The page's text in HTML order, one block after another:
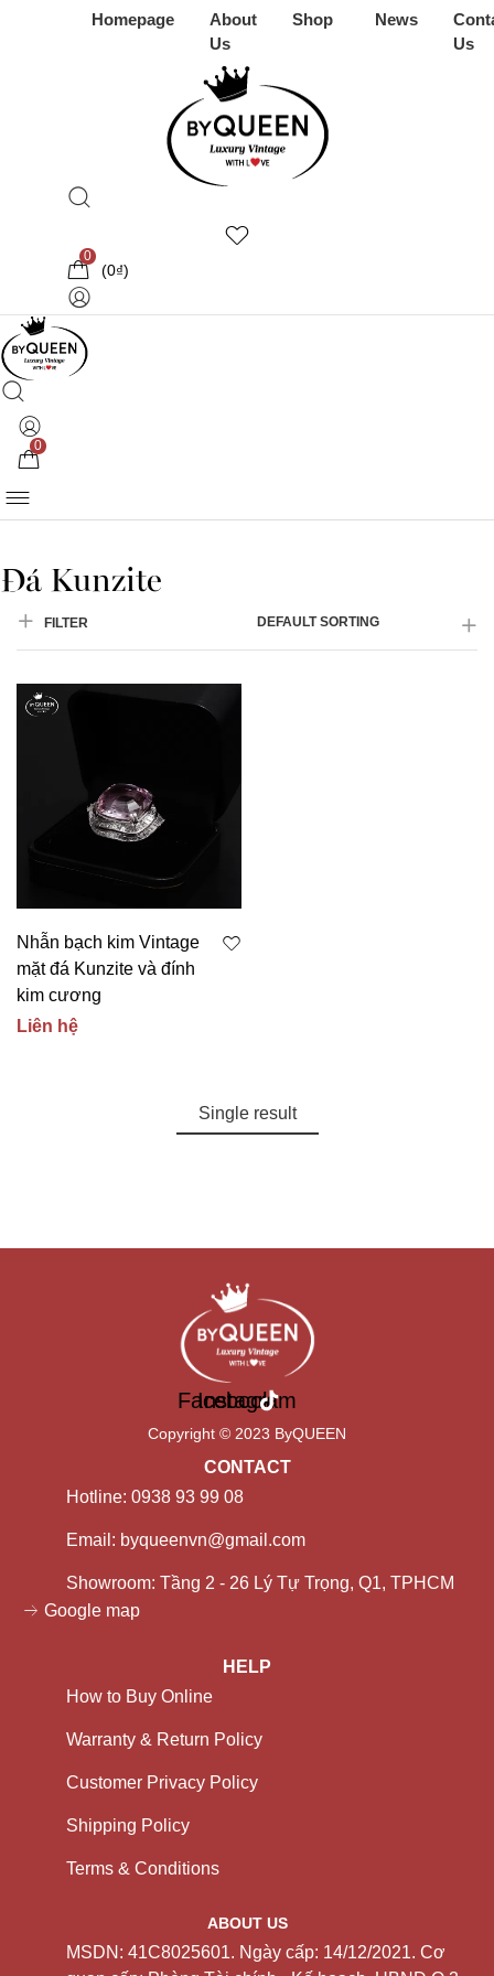
Homepage
About
Us
Shop News
Us
0
(0₫)
0
Đá Kunzite
FILTER DEFAULT SORTING
Nhẫn bạch kim Vintage
mặt đá Kunzite và đính
kim cương
Liên hệ
Single result
Facebook
Instagram
Copyright © 2023 ByQUEEN
CONTACT
Hotline: 0938 93 99 08
Email: byqueenvn@gmail.com
Showroom: Tầng 2 - 26 Lý Tự Trọng, Q1, TPHCM
Google map
HELP
How to Buy Online
Warranty & Return Policy
Customer Privacy Policy
Shipping Policy
Terms & Conditions
ABOUT US
MSDN: 41C8025601. Ngày cấp: 14/12/2021. Cơ